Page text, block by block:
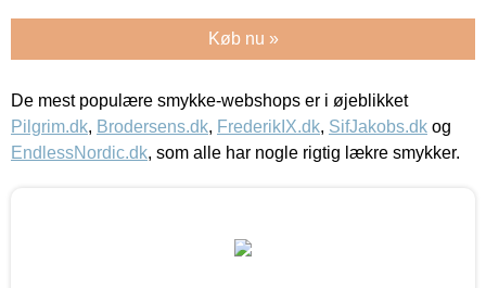
Køb nu »
De mest populære smykke-webshops er i øjeblikket
Pilgrim.dk, Brodersens.dk, FrederikIX.dk, SifJakobs.dk og
EndlessNordic.dk, som alle har nogle rigtig lækre smykker.